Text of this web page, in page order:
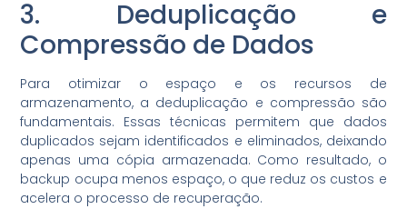
3. Deduplicação e
Compressão de Dados
Para otimizar o espaço e os recursos de
armazenamento, a deduplicação e compressão são
fundamentais. Essas técnicas permitem que dados
duplicados sejam identificados e eliminados, deixando
apenas uma cópia armazenada. Como resultado, o
backup ocupa menos espaço, o que reduz os custos e
acelera o processo de recuperação.